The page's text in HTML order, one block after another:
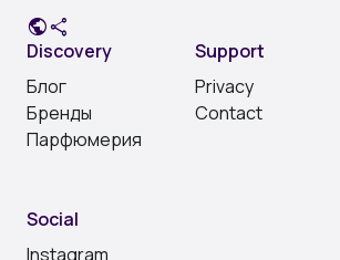
publicshare
Discovery
Блог
Бренды
Парфюмерия
Support
Privacy
Contact
Social
Instagram